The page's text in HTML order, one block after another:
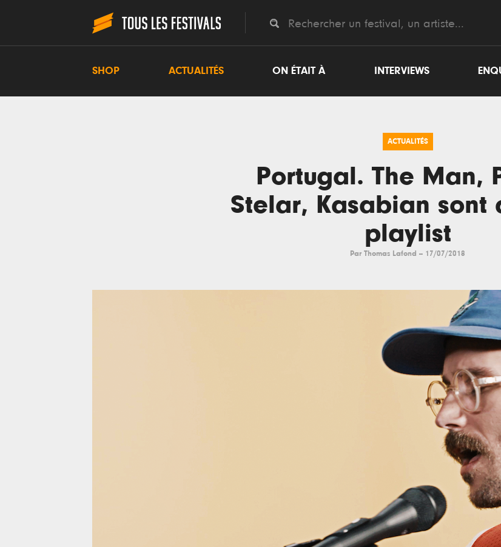
SHOP ACTUALITÉS ON ÉTAIT À INTERVIEWS
ACTUALITÉS
Portugal. The Man,
Stelar, Kasabian sont
playlist
Par Thomas Lafond -- 17/07/2018